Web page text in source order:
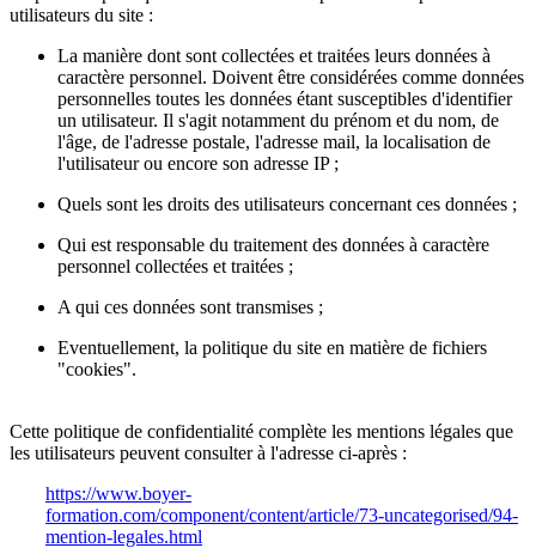
utilisateurs du site :
La manière dont sont collectées et traitées leurs données à
caractère personnel. Doivent être considérées comme données
personnelles toutes les données étant susceptibles d'identifier
un utilisateur. Il s'agit notamment du prénom et du nom, de
l'âge, de l'adresse postale, l'adresse mail, la localisation de
l'utilisateur ou encore son adresse IP ;
Quels sont les droits des utilisateurs concernant ces données ;
Qui est responsable du traitement des données à caractère
personnel collectées et traitées ;
A qui ces données sont transmises ;
Eventuellement, la politique du site en matière de fichiers
"cookies".
Cette politique de confidentialité complète les mentions légales que
les utilisateurs peuvent consulter à l'adresse ci-après :
https://www.boyer-
formation.com/component/content/article/73-uncategorised/94-
mention-legales.html